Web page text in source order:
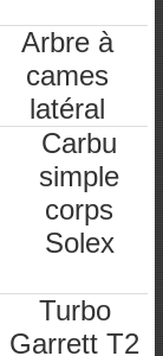
Arbre à
cames
latéral
Carbu
simple
corps
Solex
Turbo
Garrett T2